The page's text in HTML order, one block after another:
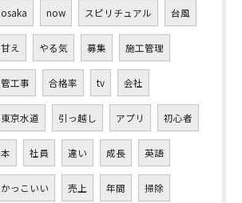
osaka now スピリチュアル 台風
甘え やる気 募集 施工管理
管工事 合格率 tv 会社
東京水道 引っ越し アプリ 初心者
本 社員 違い 成長 英語
かっこいい 売上 年間 掃除